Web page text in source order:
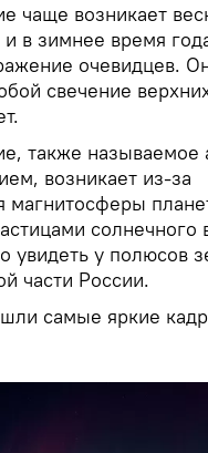
чаще возникает
в зимнее время
очевидцев.
свечение
также называемое
возникает из-за
магнитосферы
солнечного
увидеть у полюсов
части России.
самые яркие